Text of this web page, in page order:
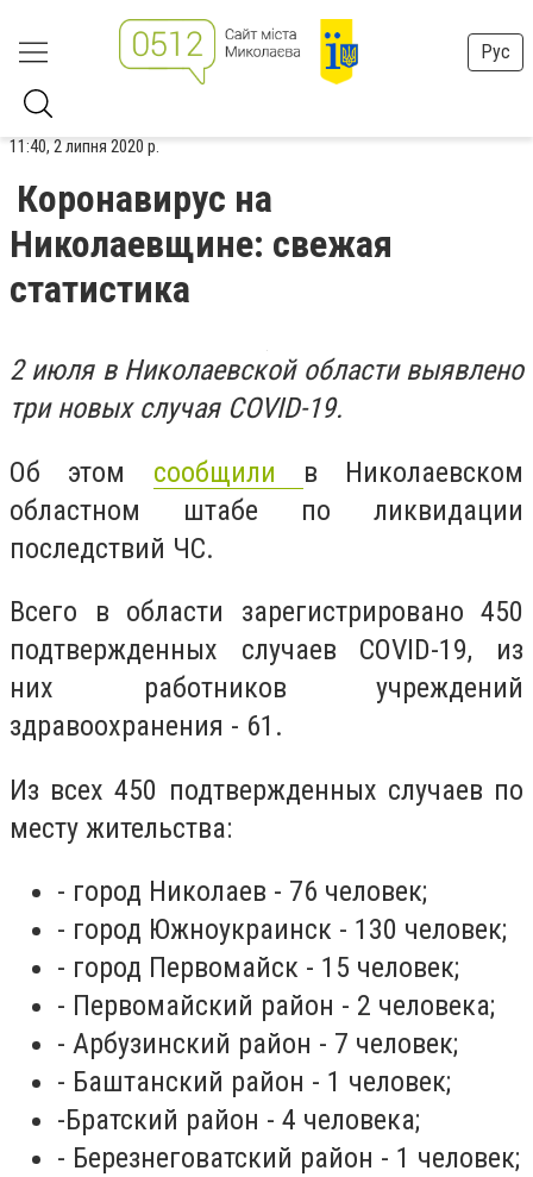
Рус
11:40, 2 липня 2020 р.
Коронавирус на
Николаевщине: свежая
статистика
2 июля в Николаевской области выявлено
три новых случая COVID-19.
Об этом сообщили в Николаевском
областном штабе по ликвидации
последствий ЧС.
Всего в области зарегистрировано 450
подтвержденных случаев COVID-19, из
них работников учреждений
здравоохранения - 61.
Из всех 450 подтвержденных случаев по
месту жительства:
- город Николаев - 76 человек;
- город Южноукраинск - 130 человек;
- город Первомайск - 15 человек;
- Первомайский район - 2 человека;
- Арбузинский район - 7 человек;
- Баштанский район - 1 человек;
-Братский район - 4 человека;
- Березнеговатский район - 1 человек;